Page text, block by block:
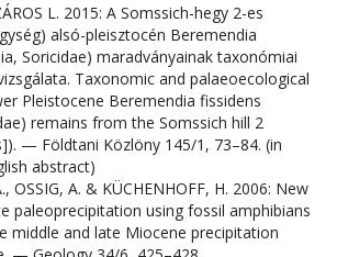
L. 2015: A Somssich-hegy 2-es
alsó-pleisztocén Beremendia
Soricidae) maradványainak taxonómiai
Taxonomic and palaeoecological
Pleistocene Beremendia fissidens
remains from the Somssich hill 2
— Földtani Közlöny 145/1, 73–84. (in
abstract)
OSSIG, A. & KÜCHENHOFF, H. 2006: New
paleoprecipitation using fossil amphibians
middle and late Miocene precipitation